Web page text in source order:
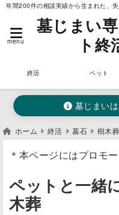
年間200件の相談実績から生まれた、
menu
墓じまい
ト終
終活 ペット
墓じまい
ホーム 終活 墓石 樹木葬
＊本ページにはプロモ
ペットと一緒
木葬